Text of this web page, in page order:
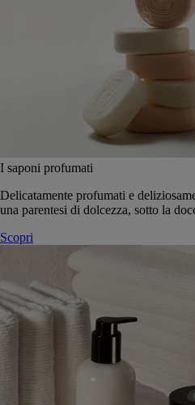
I saponi profumati
Delicatamente profumati e
una parentesi di dolcezza, sotto la
Scopri